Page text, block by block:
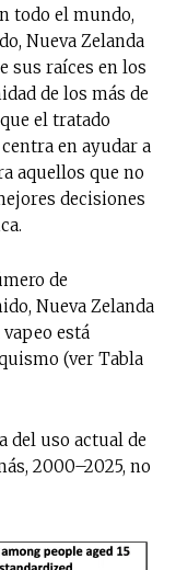
todo el mundo,
Nueva Zelanda
sus raíces en los
de los más de
el tratado
en ayudar a
aquellos que no
decisiones
de
Nueva Zelanda
está
(ver Tabla
del uso actual de
2000–2025, no